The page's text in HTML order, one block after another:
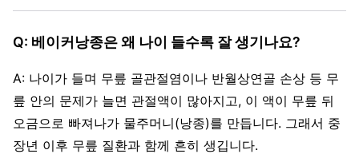
Q: 베이커낭종은 왜 나이 들수록 잘 생기나요?
A: 나이가 들며 무릎 골관절염이나 반월상연골 손상 등 무
릎 안의 문제가 늘면 관절액이 많아지고, 이 액이 무릎 뒤
오금으로 빠져나가 물주머니(낭종)를 만듭니다. 그래서 중
장년 이후 무릎 질환과 함께 흔히 생깁니다.